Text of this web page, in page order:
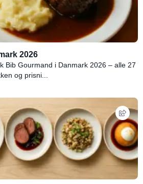
2026
Bib Gourmand i Danmark 2026 – alle 27
og prisni...